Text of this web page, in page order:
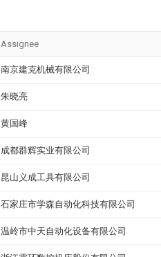
Assignee
南京建克机械有限公司
朱晓亮
黄国峰
成都群辉实业有限公司
昆山义成工具有限公司
石家庄市学森自动化科技有限公司
温岭市中天自动化设备有限公司